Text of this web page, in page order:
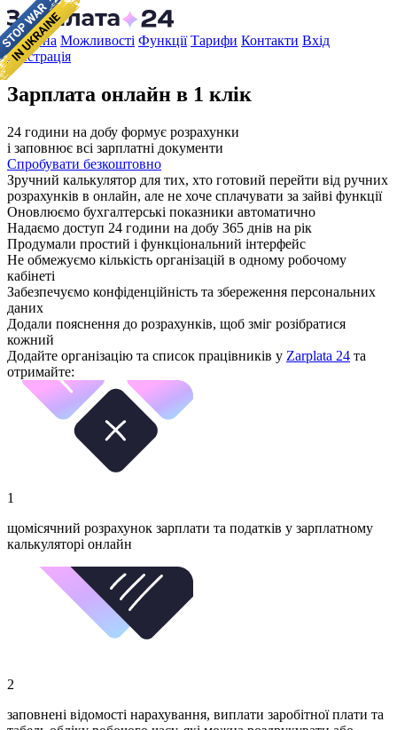
Головна Можливості Функції Тарифи Контакти Вхід
Реєстрація
Зарплата онлайн в 1 клік
24 години на добу формує розрахунки
і заповнює всі зарплатні документи
Спробувати безкоштовно
Зручний калькулятор для тих, хто готовий перейти від ручних
розрахунків в онлайн, але не хоче сплачувати за зайві функції
Оновлюємо бухгалтерські показники автоматично
Надаємо доступ 24 години на добу 365 днів на рік
Продумали простий і функціональний інтерфейс
Не обмежуємо кількість організацій в одному робочому
кабінеті
Забезпечуємо конфіденційність та збереження персональних
даних
Додали пояснення до розрахунків, щоб зміг розібратися
кожний
Додайте організацію та список працівників у Zarplata 24 та
отримайте:
1
щомісячний розрахунок зарплати та податків у зарплатному
калькуляторі онлайн
2
заповнені відомості нарахування, виплати заробітної плати та